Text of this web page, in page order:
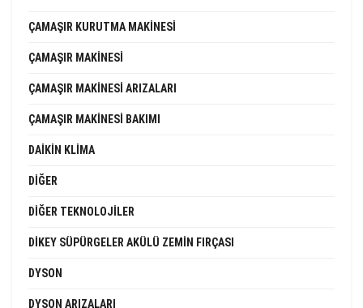
ÇAMAŞIR KURUTMA MAKINESI
ÇAMAŞIR MAKINESI
ÇAMAŞIR MAKINESI ARIZALARI
ÇAMAŞIR MAKINESI BAKIMI
DAIKIN KLIMA
DIĞER
DIĞER TEKNOLOJILER
DIKEY SÜPÜRGELER AKÜLÜ ZEMIN FIRÇASI
DYSON
DYSON ARIZALARI